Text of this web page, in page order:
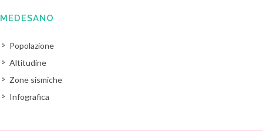
MEDESANO
Popolazione
Altitudine
Zone sismiche
Infografica